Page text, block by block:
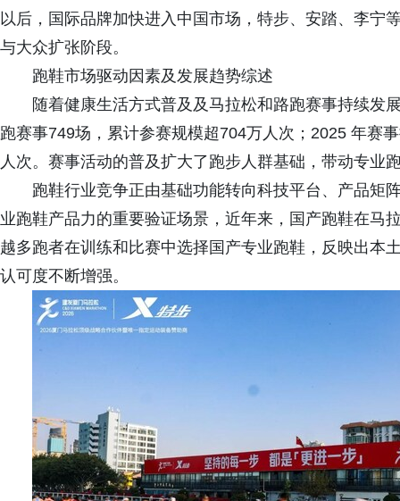
以后，国际品牌加快进入中国市场，特步、安踏、李宁
与大众扩张阶段。
跑鞋市场驱动因素及发展趋势综述
随着健康生活方式普及及马拉松和路跑赛事持续发
跑赛事749场，累计参赛规模超704万人次；2025 年赛
人次。赛事活动的普及扩大了跑步人群基础，带动专业
跑鞋行业竞争正由基础功能转向科技平台、产品矩
业跑鞋产品力的重要验证场景，近年来，国产跑鞋在马
越多跑者在训练和比赛中选择国产专业跑鞋，反映出本
认可度不断增强。